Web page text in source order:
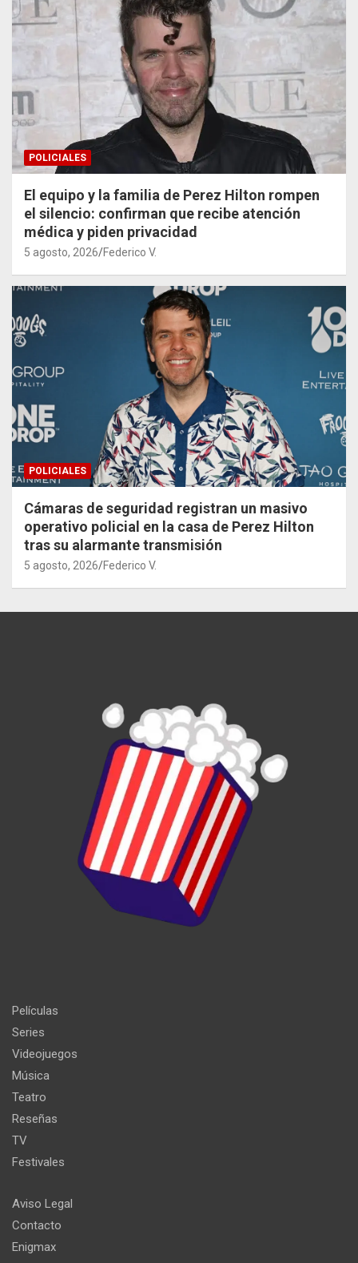
POLICIALES
El equipo y la familia de Perez Hilton rompen
el silencio: confirman que recibe atención
médica y piden privacidad
5 agosto, 2026 Federico V.
POLICIALES
Cámaras de seguridad registran un masivo
operativo policial en la casa de Perez Hilton
tras su alarmante transmisión
5 agosto, 2026 Federico V.
Películas
Series
Videojuegos
Música
Teatro
Reseñas
TV
Festivales
Aviso Legal
Contacto
Enigmax